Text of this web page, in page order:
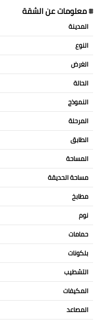
# معلومات عن الشقة
المدينة
النوع
الغرض
الحالة
النموذج
المرحلة
الطابق
المساحة
مساحة الحديقة
مطابخ
نوم
حمامات
بلكونات
التشطيب
المكيفات
المصاعد